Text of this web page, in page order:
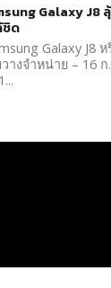
Galaxy J8
ชิด
Galaxy J8 ห
างจำหน่าย – 16